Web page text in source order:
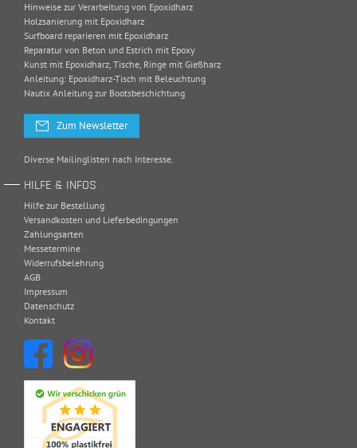
Hinweise zur Verarbeitung von Epoxidharz
Holzsanierung mit Epoxidharz
Surfboard reparieren mit Epoxidharz
Reparatur von Beton und Estrich mit Epoxy
Kunst mit Epoxidharz, Tische, Ringe mit Gießharz
Anleitung: Epoxidharz-Tisch mit Beleuchtung
Nautix Anleitung zur Bootsbeschichtung
Zum Newsletter
Diverse Mailinglisten nach Interesse.
HILFE & INFOS
Hilfe zur Bestellung
Versandkosten und Lieferbedingungen
Zahlungsarten
Messetermine
Widerrufsbelehrung
AGB
Impressum
Datenschutz
Kontakt